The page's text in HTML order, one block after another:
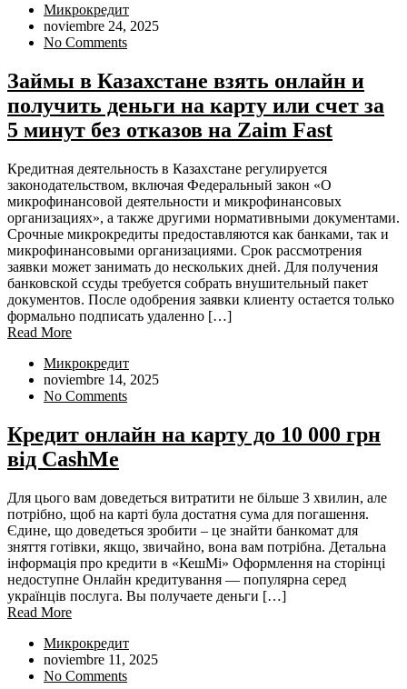
Микрокредит
noviembre 24, 2025
No Comments
Займы в Казахстане взять онлайн и
получить деньги на карту или счет за
5 минут без отказов на Zaim Fast
Кредитная деятельность в Казахстане регулируется
законодательством, включая Федеральный закон «О
микрофинансовой деятельности и микрофинансовых
организациях», а также другими нормативными документами.
Срочные микрокредиты предоставляются как банками, так и
микрофинансовыми организациями. Срок рассмотрения
заявки может занимать до нескольких дней. Для получения
банковской ссуды требуется собрать внушительный пакет
документов. После одобрения заявки клиенту остается только
формально подписать удаленно […]
Read More
Микрокредит
noviembre 14, 2025
No Comments
Кредит онлайн на карту до 10 000 грн
від CashMe
Для цього вам доведеться витратити не більше 3 хвилин, але
потрібно, щоб на карті була достатня сума для погашення.
Єдине, що доведеться зробити – це знайти банкомат для
зняття готівки, якщо, звичайно, вона вам потрібна. Детальна
інформація про кредити в «КешМі» Оформлення на сторінці
недоступне Онлайн кредитування — популярна серед
українців послуга. Вы получаете деньги […]
Read More
Микрокредит
noviembre 11, 2025
No Comments